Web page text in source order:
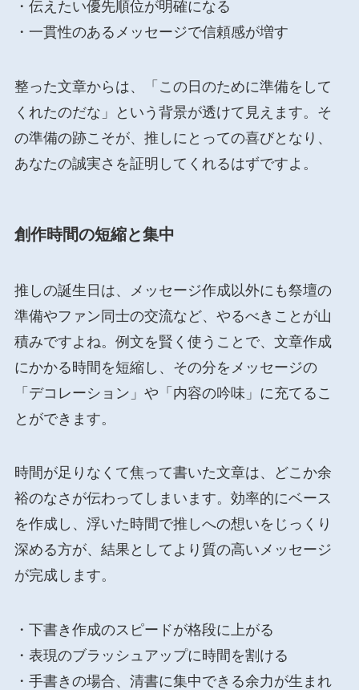
・伝えたい優先順位が明確になる
・一貫性のあるメッセージで信頼感が増す
整った文章からは、「この日のために準備をして
くれたのだな」という背景が透けて見えます。そ
の準備の跡こそが、推しにとっての喜びとなり、
あなたの誠実さを証明してくれるはずですよ。
創作時間の短縮と集中
推しの誕生日は、メッセージ作成以外にも祭壇の
準備やファン同士の交流など、やるべきことが山
積みですよね。例文を賢く使うことで、文章作成
にかかる時間を短縮し、その分をメッセージの
「デコレーション」や「内容の吟味」に充てるこ
とができます。
時間が足りなくて焦って書いた文章は、どこか余
裕のなさが伝わってしまいます。効率的にベース
を作成し、浮いた時間で推しへの想いをじっくり
深める方が、結果としてより質の高いメッセージ
が完成します。
・下書き作成のスピードが格段に上がる
・表現のブラッシュアップに時間を割ける
・手書きの場合、清書に集中できる余力が生まれ